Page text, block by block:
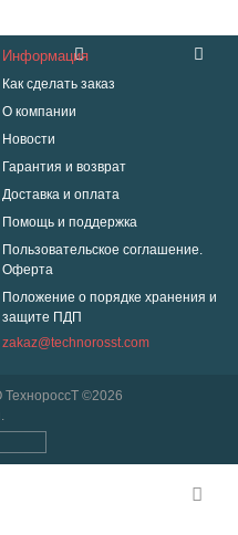
Информация
Как сделать заказ
О компании
Новости
Гарантия и возврат
Доставка и оплата
Помощь и поддержка
Пользовательское соглашение.
Оферта
Положение о порядке хранения и
защите ПДП
zakaz@technorosst.com
©2026